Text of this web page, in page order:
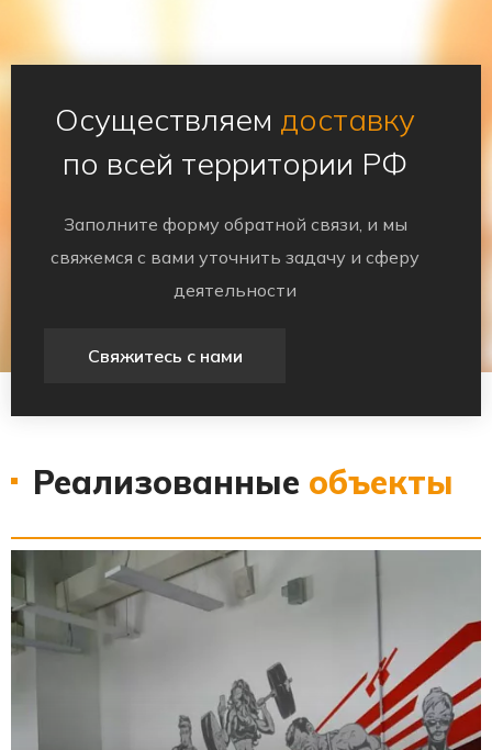
Осуществляем доставку
по всей территории РФ
Заполните форму обратной связи, и мы
свяжемся с вами уточнить задачу и сферу
деятельности
Свяжитесь с нами
Реализованные объекты